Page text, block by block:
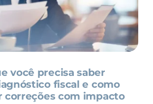
você precisa saber
fiscal e como
correções com impacto